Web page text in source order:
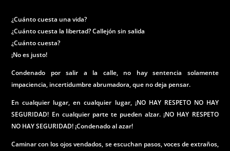
¿Cuánto cuesta una vida?
¿Cuánto cuesta la libertad? Callejón sin salida
¿Cuánto cuesta?
¡No es justo!
Condenado por salir a la calle, no hay sentencia solamente
impaciencia, incertidumbre abrumadora, que no deja pensar.
En cualquier lugar, en cualquier lugar, ¡NO HAY RESPETO NO HAY
SEGURIDAD! En cualquier parte te pueden alzar. ¡NO HAY RESPETO
NO HAY SEGURIDAD! ¡Condenado al azar!
Caminar con los ojos vendados, se escuchan pasos, voces de extraños,